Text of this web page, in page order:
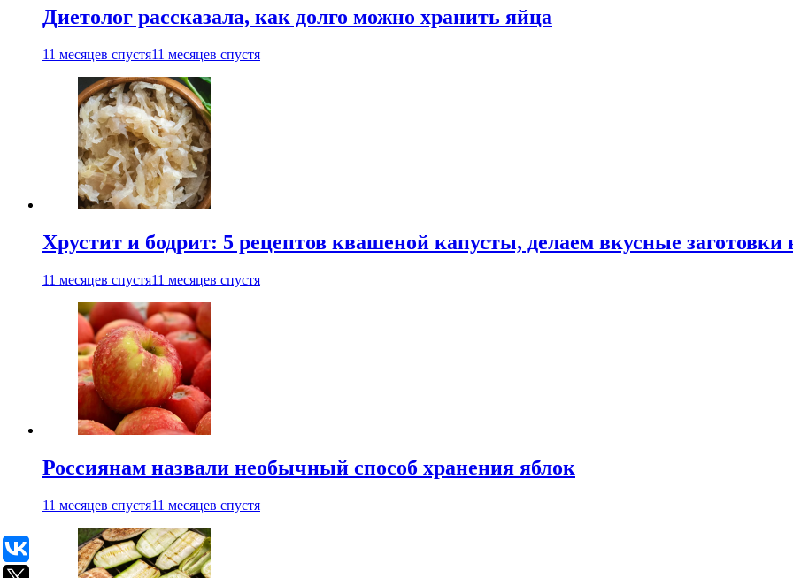
Диетолог рассказала, как долго можно хранить яйца
11 месяцев спустя11 месяцев спустя
Хрустит и бодрит: 5 рецептов квашеной капусты, делаем вкусные заготовки
11 месяцев спустя11 месяцев спустя
Россиянам назвали необычный способ хранения яблок
11 месяцев спустя11 месяцев спустя